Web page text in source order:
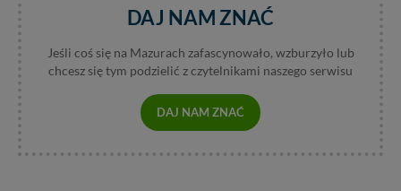
DAJ NAM ZNAĆ
Jeśli coś się na Mazurach zafascynowało, wzburzyło lub
chcesz się tym podzielić z czytelnikami naszego serwisu
DAJ NAM ZNAĆ